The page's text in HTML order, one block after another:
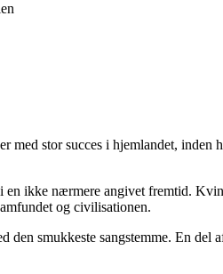
stor succes i hjemlandet, inden
ikke nærmere angivet fremtid.
og civilisationen.
smukkeste sangstemme. En